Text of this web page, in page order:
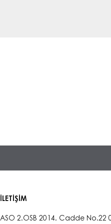
İLETİŞİM
ASO 2.OSB 2014. Cadde No.22